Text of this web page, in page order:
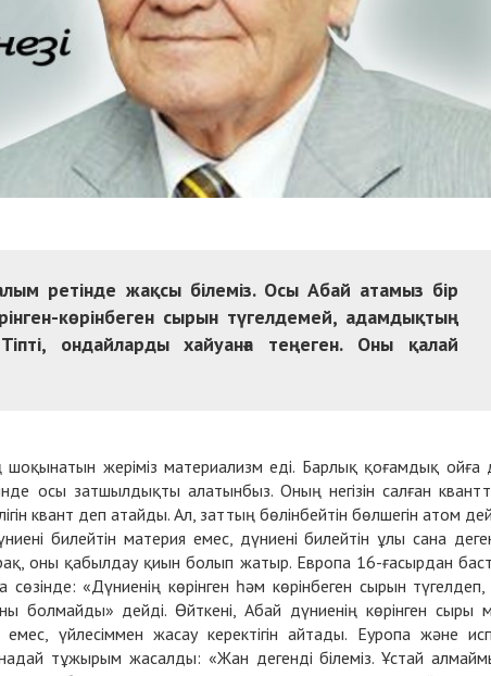
ретінде жақсы білеміз. Осы Абай атамыз бір
көрінбеген сырын түгелдемей, адамдықтың
ондайларды хайуанға теңеген. Оны қалай
шоқынатын жеріміз материализм еді. Барлық қоғамдық ойға
осы затшылдықты алатынбыз. Оның негізін салған
квант деп атайды. Ал, заттың бөлінбейтін бөлшегін атом
билейтін материя емес, дүниені билейтін ұлы сана
оны қабылдау қиын болып жатыр. Европа 16-ғасырдан
«Дүниенің көрінген һәм көрінбеген сырын
болмайды» дейді. Өйткені, Абай дүниенің көрінген сыры
үйлесіммен жасау керектігін айтады. Еуропа және
тұжырым жасалды: «Жан дегенді білеміз. Ұстай